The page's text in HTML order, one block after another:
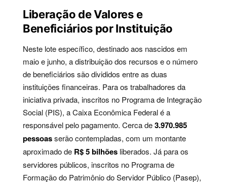
Liberação de Valores e
Beneficiários por Instituição
Neste lote específico, destinado aos nascidos em
maio e junho, a distribuição dos recursos e o número
de beneficiários são divididos entre as duas
instituições financeiras. Para os trabalhadores da
iniciativa privada, inscritos no Programa de Integração
Social (PIS), a Caixa Econômica Federal é a
responsável pelo pagamento. Cerca de3.970.985
pessoasserão contempladas, com um montante
aproximado de R$ 5 bilhões liberados. Já para os
servidores públicos, inscritos no Programa de
Formação do Patrimônio do Servidor Público (Pasep),